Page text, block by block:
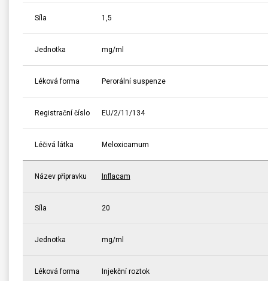
Síla 1,5
Jednotka mg/ml
Léková forma Perorální suspenze
Registrační číslo EU/2/11/134
Léčivá látka Meloxicamum
Název přípravku Inflacam
Síla 20
Jednotka mg/ml
Léková forma Injekční roztok